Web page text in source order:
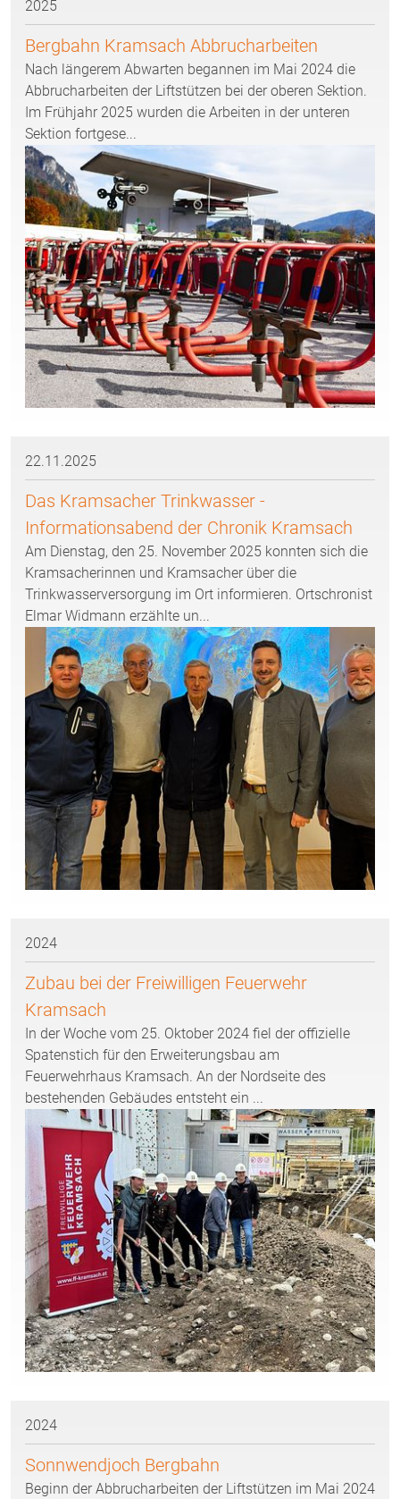
2025
Bergbahn Kramsach Abbrucharbeiten
Nach längerem Abwarten begannen im Mai 2024 die
Abbrucharbeiten der Liftstützen bei der oberen Sektion.
Im Frühjahr 2025 wurden die Arbeiten in der unteren
Sektion fortgese...
22.11.2025
Das Kramsacher Trinkwasser -
Informationsabend der Chronik Kramsach
Am Dienstag, den 25. November 2025 konnten sich die
Kramsacherinnen und Kramsacher über die
Trinkwasserversorgung im Ort informieren. Ortschronist
Elmar Widmann erzählte un...
2024
Zubau bei der Freiwilligen Feuerwehr
Kramsach
In der Woche vom 25. Oktober 2024 fiel der offizielle
Spatenstich für den Erweiterungsbau am
Feuerwehrhaus Kramsach. An der Nordseite des
bestehenden Gebäudes entsteht ein ...
2024
Sonnwendjoch Bergbahn
Beginn der Abbrucharbeiten der Liftstützen im Mai 2024